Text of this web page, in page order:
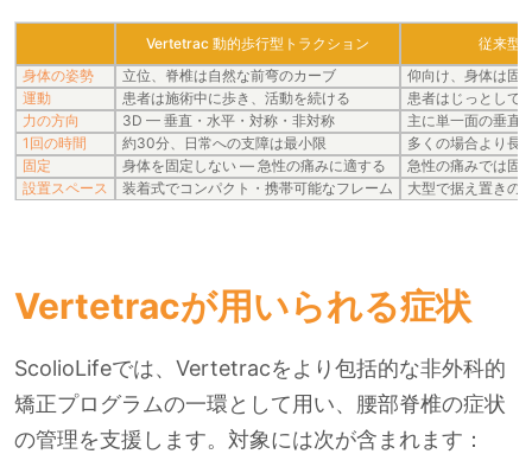
Vertetrac 動的歩行型トラクション
従来型
身体の姿勢
立位、脊椎は自然な前弯のカーブ
仰向け、身体は固
運動
患者は施術中に歩き、活動を続ける
患者はじっとして
力の方向
3D — 垂直・水平・対称・非対称
主に単一面の垂直
1回の時間
約30分、日常への支障は最小限
多くの場合より長
固定
身体を固定しない — 急性の痛みに適する
急性の痛みでは固
設置スペース
装着式でコンパクト・携帯可能なフレーム 大型で据え置きの
Vertetracが用いられる症状
ScolioLifeでは、Vertetracをより包括的な非外科的
矯正プログラムの一環として用い、腰部脊椎の症状
の管理を支援します。対象には次が含まれます：